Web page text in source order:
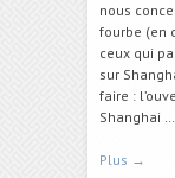
nous
fourbe (en
ceux qui
sur
faire :
Shanghai …
Plus →